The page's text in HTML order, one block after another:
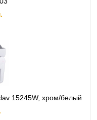
15245W, хром/белый